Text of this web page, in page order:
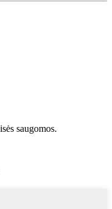
saugomos.